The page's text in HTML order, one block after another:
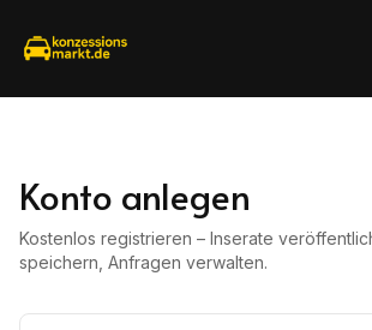
Konto anlegen
Kostenlos registrieren – Inserate
speichern, Anfragen verwalten.